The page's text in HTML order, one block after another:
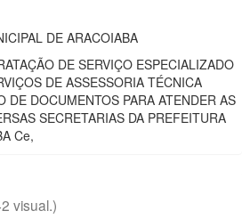
DE ARACOIABA
DE SERVIÇO ESPECIALIZADO
DE ASSESSORIA TÉCNICA
DE DOCUMENTOS PARA ATENDER AS
SECRETARIAS DA PREFEITURA
Ce,
visual.)